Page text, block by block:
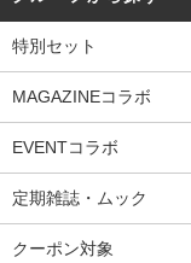
特別セット
MAGAZINEコラボ
EVENTコラボ
定期雑誌・ムック
クーポン対象